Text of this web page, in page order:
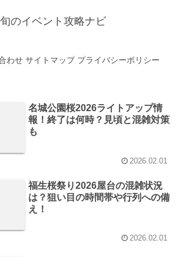
旬のイベント攻略ナビ
わせ サイトマップ プライバシーポリシー
名城公園桜2026ライトアップ情
報！終了は何時？見頃と混雑対策
も
2026.02.01
福生桜祭り2026屋台の混雑状況
は？狙い目の時間帯や行列への備
え！
2026.02.01